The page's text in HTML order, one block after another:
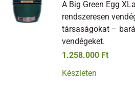
A Big Green Egg
rendszeresen
társaságokat –
vendégeket.
1.258.000 Ft
Készleten